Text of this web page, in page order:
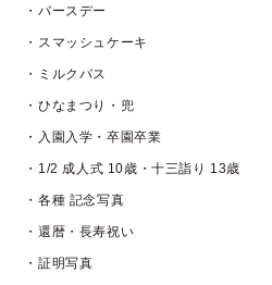
・バースデー
・スマッシュケーキ
・ミルクバス
・ひなまつり・兜
・入園入学・卒園卒業
・1/2 成人式 10歳・十三詣り 13歳
・各種 記念写真
・還暦・長寿祝い
・証明写真